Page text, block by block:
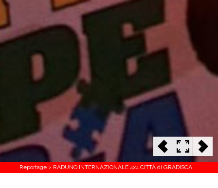
Reportage > RADUNO INTERNAZIONALE 4x4 CITTÀ di GRADISCA